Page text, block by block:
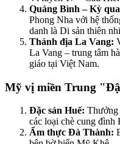
Quảng Bình – Kỳ
Phong Nha với hệ
danh là Di sản thiên
Thánh địa La Vang:
La Vang – trung tâm
giáo tại Việt Nam.
Mỹ vị miền Trung
Đặc sản Huế: Thưởng
các loại chè cung đình
Ẩm thực Đà Thành: